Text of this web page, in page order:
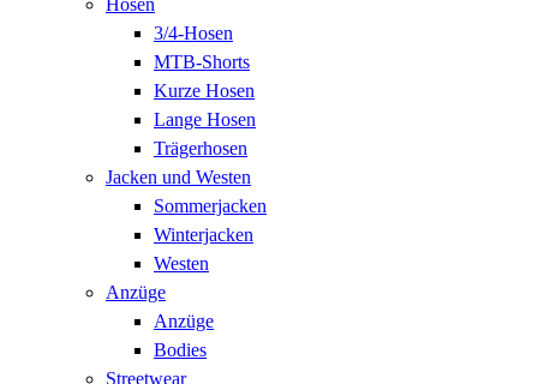
3/4-Hosen
MTB-Shorts
Kurze Hosen
Lange Hosen
Trägerhosen
Jacken und Westen
Sommerjacken
Winterjacken
Westen
Anzüge
Anzüge
Bodies
Streetwear